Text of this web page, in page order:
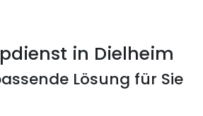
in Dielheim
Lösung für Sie